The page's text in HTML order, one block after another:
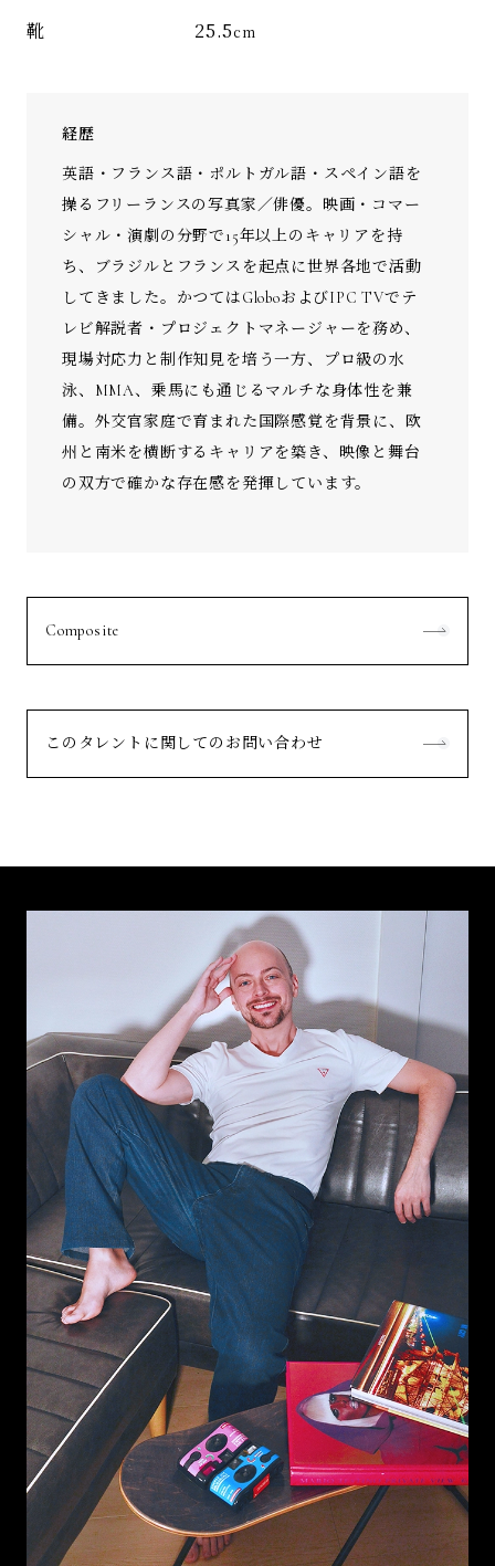
靴 25.5cm
経歴
英語・フランス語・ポルトガル語・スペイン語を
操るフリーランスの写真家／俳優。映画・コマー
シャル・演劇の分野で15年以上のキャリアを持
ち、ブラジルとフランスを起点に世界各地で活動
してきました。かつてはGloboおよびIPC TVでテ
レビ解説者・プロジェクトマネージャーを務め、
現場対応力と制作知見を培う一方、プロ級の水
泳、MMA、乗馬にも通じるマルチな身体性を兼
備。外交官家庭で育まれた国際感覚を背景に、欧
州と南米を横断するキャリアを築き、映像と舞台
の双方で確かな存在感を発揮しています。
Composite
このタレントに関してのお問い合わせ